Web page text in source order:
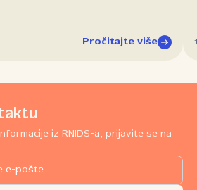
Pročitajte više
iz RNIDS-a, prijavite se na